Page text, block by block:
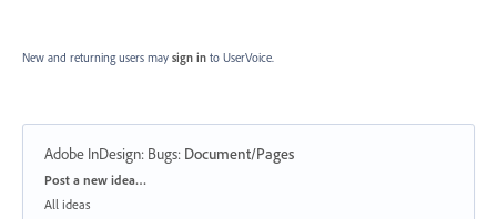
New and returning users may sign in to UserVoice.
Adobe InDesign: Bugs: Document/Pages
Categories
Post a new idea…
All ideas